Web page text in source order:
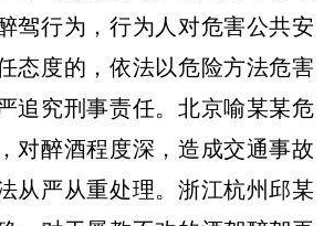
驾行为，行为人对危害公共安
态度的，依法以危险方法危害
追究刑事责任。北京喻某某危
对醉酒程度深，造成交通事故
从严从重处理。浙江杭州邱某